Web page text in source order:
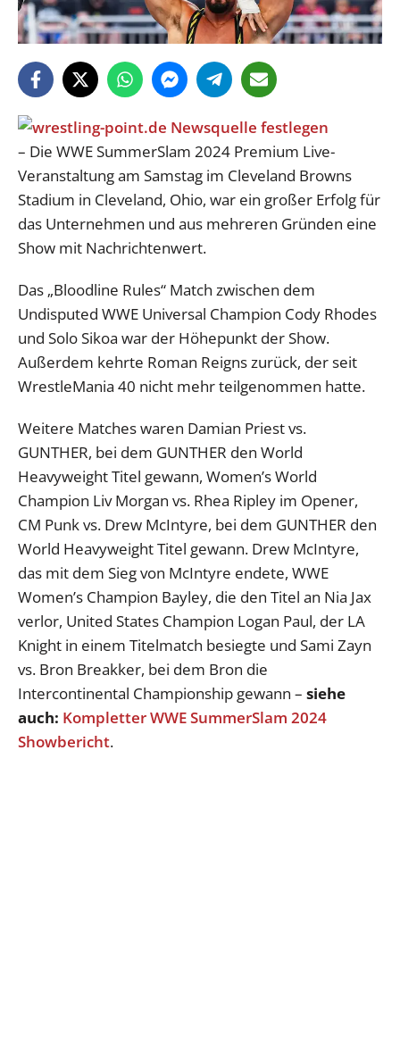
– Die WWE SummerSlam 2024 Premium Live-
Veranstaltung am Samstag im Cleveland Browns
Stadium in Cleveland, Ohio, war ein großer Erfolg für
das Unternehmen und aus mehreren Gründen eine
Show mit Nachrichtenwert.
Das „Bloodline Rules“ Match zwischen dem
Undisputed WWE Universal Champion Cody Rhodes
und Solo Sikoa war der Höhepunkt der Show.
Außerdem kehrte Roman Reigns zurück, der seit
WrestleMania 40 nicht mehr teilgenommen hatte.
Weitere Matches waren Damian Priest vs.
GUNTHER, bei dem GUNTHER den World
Heavyweight Titel gewann, Women’s World
Champion Liv Morgan vs. Rhea Ripley im Opener,
CM Punk vs. Drew McIntyre, bei dem GUNTHER den
World Heavyweight Titel gewann. Drew McIntyre,
das mit dem Sieg von McIntyre endete, WWE
Women’s Champion Bayley, die den Titel an Nia Jax
verlor, United States Champion Logan Paul, der LA
Knight in einem Titelmatch besiegte und Sami Zayn
vs. Bron Breakker, bei dem Bron die
Intercontinental Championship gewann – siehe
auch: Kompletter WWE SummerSlam 2024
Showbericht.